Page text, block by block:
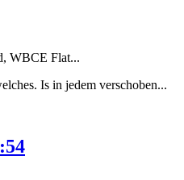
WBCE Flat...
Is in jedem verschoben...